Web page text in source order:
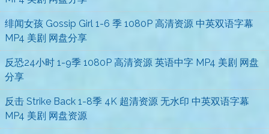
绯闻女孩 Gossip Girl 1-6 季 1080P 高清资源 中英双语字幕
MP4 美剧 网盘分享
反恐24小时 1-9季 1080P 高清资源 英语中字 MP4 美剧 网盘
分享
反击 Strike Back 1-8季 4K 超清资源 无水印 中英双语字幕
MP4 美剧 网盘资源